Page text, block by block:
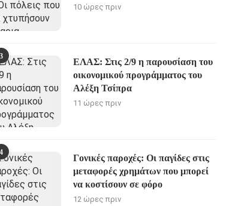
10 ώρες πριν
3
ΕΛΑΣ: Στις 2/9 η παρουσίαση του
οικονομικού προγράμματος του
Αλέξη Τσίπρα
11 ώρες πριν
4
Γονικές παροχές: Οι παγίδες στις
μεταφορές χρημάτων που μπορεί
να κοστίσουν σε φόρο
12 ώρες πριν